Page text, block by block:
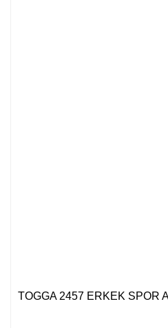
TOGGA 2457 ERKEK SPOR